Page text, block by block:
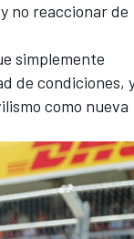
no reaccionar de
simplemente
de condiciones,
como nueva